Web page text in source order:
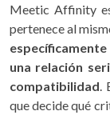
Meetic Affinity
pertenece al
una relación
compatibilidad
que decide qué